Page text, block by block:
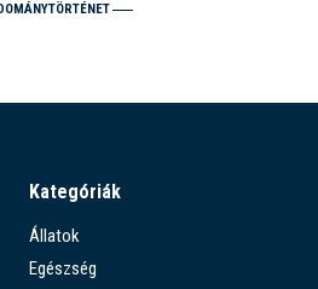
Kategóriák
Állatok
Egészség